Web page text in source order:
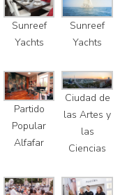
Sunreef
Yachts
Sunreef
Yachts
Partido
Popular
Alfafar
Ciudad de
las Artes y
las
Ciencias